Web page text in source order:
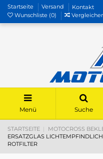
Startseite Versand
Kontakt
Wunschliste (0)
Menü Suche
STARTSEITE MOTOCROSS
ERSATZGLAS
ROTFILTER